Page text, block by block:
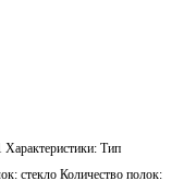
Тип
стекло Количество полок: